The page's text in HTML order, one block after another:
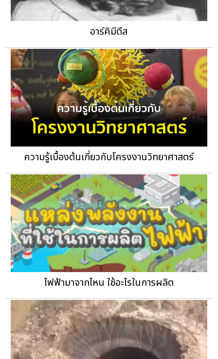
อาร์คิมีดีส
ความรู้เบื้องต้นเกี่ยวกับโครงงานวิทยาศาสตร์
ไฟฟ้ามาจากไหน ใช้อะไรในการผลิต